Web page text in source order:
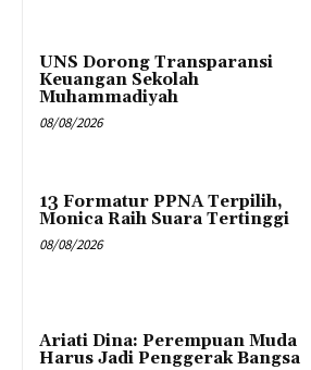
UNS Dorong Transparansi
Keuangan Sekolah
Muhammadiyah
08/08/2026
13 Formatur PPNA Terpilih,
Monica Raih Suara Tertinggi
08/08/2026
Ariati Dina: Perempuan Muda
Harus Jadi Penggerak Bangsa